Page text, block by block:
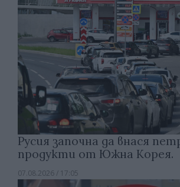
Русия започна да внася
продукти от Южна Корея.
07.08.2026 / 17:05